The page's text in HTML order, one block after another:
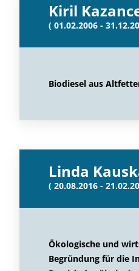
Kiril
( 01.02.2006 -
Biodiesel aus
Linda
( 20.08.2016 -
Ökologische und
Begründung für die